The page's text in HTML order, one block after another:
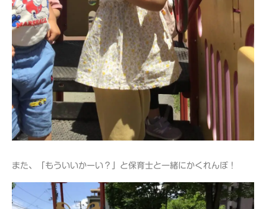
また、「もういいかーい？」と保育士と一緒にかくれんぼ！